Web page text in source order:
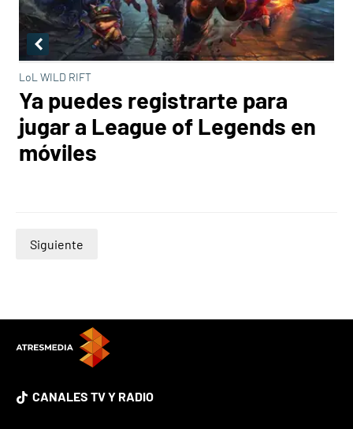
LoL WILD RIFT
Ya puedes registrarte para
jugar a League of Legends en
móviles
Siguiente
CANALES TV Y RADIO